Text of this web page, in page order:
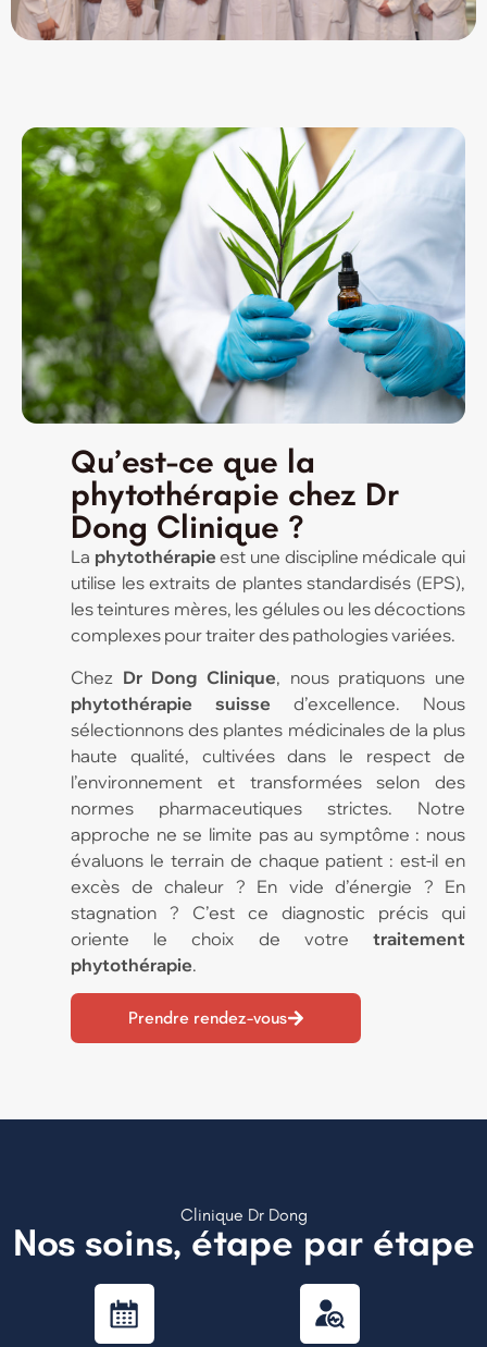
Qu’est-ce que la
phytothérapie chez Dr
Dong Clinique ?
La phytothérapie est une discipline médicale qui
utilise les extraits de plantes standardisés (EPS),
les teintures mères, les gélules ou les décoctions
complexes pour traiter des pathologies variées.
Chez Dr Dong Clinique, nous pratiquons une
phytothérapie suisse d’excellence. Nous
sélectionnons des plantes médicinales de la plus
haute qualité, cultivées dans le respect de
l’environnement et transformées selon des
normes pharmaceutiques strictes. Notre
approche ne se limite pas au symptôme : nous
évaluons le terrain de chaque patient : est-il en
excès de chaleur ? En vide d’énergie ? En
stagnation ? C’est ce diagnostic précis qui
oriente le choix de votre traitement
phytothérapie.
Prendre rendez-vous
Clinique Dr Dong
Nos soins, étape par étape